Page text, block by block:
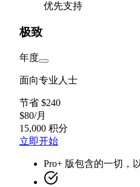
优先支持
极致
年度
面向专业人士
节省 $240
$80/月
15,000 积分
立即开始
Pro+ 版包含的一切，